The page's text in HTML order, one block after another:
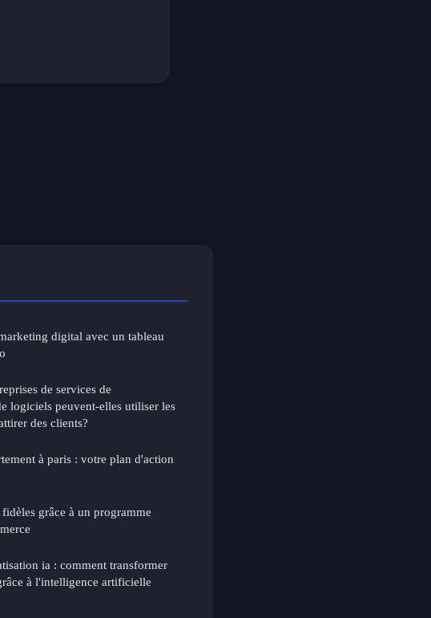
digital avec un tableau
de services de
logiciels peuvent-elles utiliser les
des clients?
à paris : votre plan d'action
grâce à un programme
ia : comment transformer
à l'intelligence artificielle